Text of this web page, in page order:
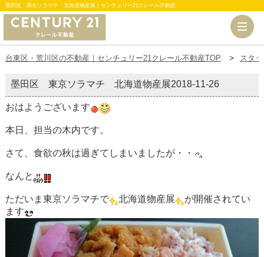
墨田区 東京ソラマチ 北海道物産展｜センチュリー21クレール不動産
台東区・荒川区の不動産｜センチュリー21クレール不動産TOP スタ
墨田区 東京ソラマチ 北海道物産展2018-11-26
おはようございます
本日、担当の木内です。
さて、食欲の秋は過ぎてしまいましたが・・
なんと
ただいま東京ソラマチで 北海道物産展
が開催されてい
ます